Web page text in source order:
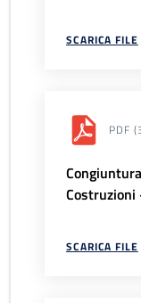
SCARICA FILE
PDF
SCARICA FILE